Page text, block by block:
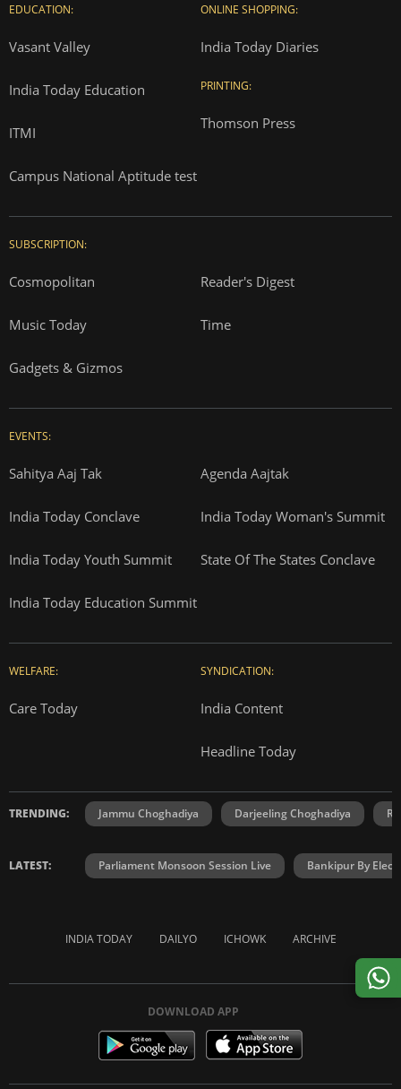
EDUCATION:
Vasant Valley
India Today Education
ITMI
Campus National Aptitude test
ONLINE SHOPPING:
India Today Diaries
PRINTING:
Thomson Press
SUBSCRIPTION:
Cosmopolitan Reader's Digest
Music Today Time
Gadgets & Gizmos
EVENTS:
Sahitya Aaj Tak Agenda Aajtak
India Today Conclave India Today Woman's Summit
India Today Youth Summit State Of The States Conclave
India Today Education Summit
WELFARE:
Care Today
SYNDICATION:
India Content
Headline Today
TRENDING: Jammu Choghadiya Darjeeling Choghadiya
LATEST: Parliament Monsoon Session Live Bankipur By
INDIA TODAY DAILYO ICHOWK ARCHIVE
DOWNLOAD APP